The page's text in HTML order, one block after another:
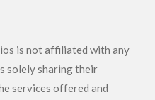
is not affiliated with any
solely sharing their
services offered and